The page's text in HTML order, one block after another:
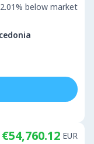
2.01% below market
€54,760.12 EUR